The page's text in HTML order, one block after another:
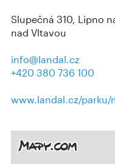
Slupečná 310, Lipno
nad Vltavou
info@landal.cz
+420 380 736 100
www.landal.cz/parku/